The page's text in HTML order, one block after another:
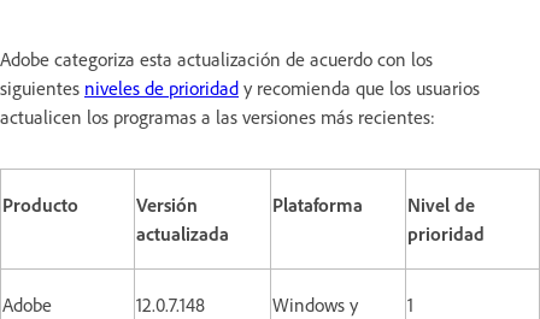
Adobe categoriza esta actualización de acuerdo con los
siguientes niveles de prioridad y recomienda que los usuarios
actualicen los programas a las versiones más recientes:
Producto
Versión
actualizada
Plataforma
Nivel de
prioridad
Adobe
12.0.7.148
Windows y
1